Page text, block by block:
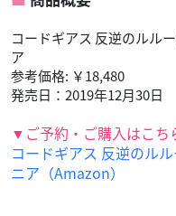
コードギアス 反逆のルル
ア
参考価格: ￥18,480
発売日：2019年12月30日
▼ご予約・ご購入はこち
コードギアス 反逆のル
ニア（Amazon）